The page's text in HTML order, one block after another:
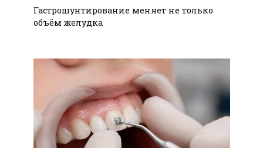
Гастрошунтирование меняет не только
объём желудка